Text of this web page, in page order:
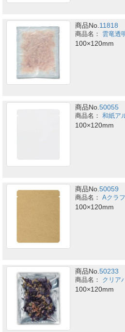
商品No. 11818
雲竜透
100×120mm
商品No.50055
和紙ア
100×120mm
商品No.50059
Aクラ
100×120mm
商品No.50233
クリア
100×120mm